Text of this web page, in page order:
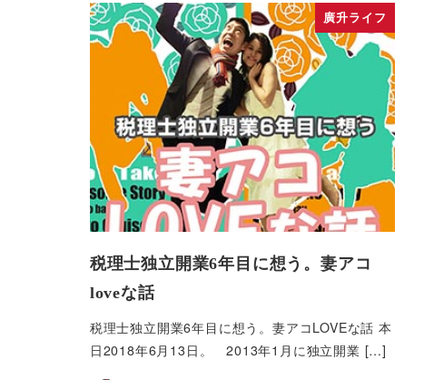
廣升ライフ
税理士独立開業6年目に想う。妻アコ
loveな話
税理士独立開業6年目に想う。妻アコLOVEな話 本
日2018年6月13日。 2013年1月に独立開業 […]